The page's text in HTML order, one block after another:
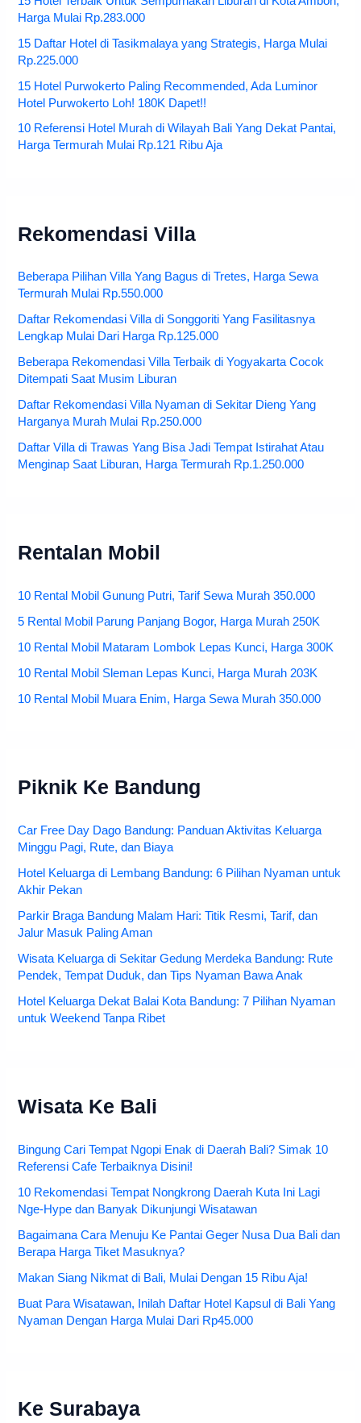
Harga Mulai Rp.283.000
15 Daftar Hotel di Tasikmalaya yang Strategis, Harga Mulai
Rp.225.000
15 Hotel Purwokerto Paling Recommended, Ada Luminor
Hotel Purwokerto Loh! 180K Dapet!!
10 Referensi Hotel Murah di Wilayah Bali Yang Dekat Pantai,
Harga Termurah Mulai Rp.121 Ribu Aja
Rekomendasi Villa
Beberapa Pilihan Villa Yang Bagus di Tretes, Harga Sewa
Termurah Mulai Rp.550.000
Daftar Rekomendasi Villa di Songgoriti Yang Fasilitasnya
Lengkap Mulai Dari Harga Rp.125.000
Beberapa Rekomendasi Villa Terbaik di Yogyakarta Cocok
Ditempati Saat Musim Liburan
Daftar Rekomendasi Villa Nyaman di Sekitar Dieng Yang
Harganya Murah Mulai Rp.250.000
Daftar Villa di Trawas Yang Bisa Jadi Tempat Istirahat Atau
Menginap Saat Liburan, Harga Termurah Rp.1.250.000
Rentalan Mobil
10 Rental Mobil Gunung Putri, Tarif Sewa Murah 350.000
5 Rental Mobil Parung Panjang Bogor, Harga Murah 250K
10 Rental Mobil Mataram Lombok Lepas Kunci, Harga 300K
10 Rental Mobil Sleman Lepas Kunci, Harga Murah 203K
10 Rental Mobil Muara Enim, Harga Sewa Murah 350.000
Piknik Ke Bandung
Car Free Day Dago Bandung: Panduan Aktivitas Keluarga
Minggu Pagi, Rute, dan Biaya
Hotel Keluarga di Lembang Bandung: 6 Pilihan Nyaman untuk
Akhir Pekan
Parkir Braga Bandung Malam Hari: Titik Resmi, Tarif, dan
Jalur Masuk Paling Aman
Wisata Keluarga di Sekitar Gedung Merdeka Bandung: Rute
Pendek, Tempat Duduk, dan Tips Nyaman Bawa Anak
Hotel Keluarga Dekat Balai Kota Bandung: 7 Pilihan Nyaman
untuk Weekend Tanpa Ribet
Wisata Ke Bali
Bingung Cari Tempat Ngopi Enak di Daerah Bali? Simak 10
Referensi Cafe Terbaiknya Disini!
10 Rekomendasi Tempat Nongkrong Daerah Kuta Ini Lagi
Nge-Hype dan Banyak Dikunjungi Wisatawan
Bagaimana Cara Menuju Ke Pantai Geger Nusa Dua Bali dan
Berapa Harga Tiket Masuknya?
Makan Siang Nikmat di Bali, Mulai Dengan 15 Ribu Aja!
Buat Para Wisatawan, Inilah Daftar Hotel Kapsul di Bali Yang
Nyaman Dengan Harga Mulai Dari Rp45.000
Ke Surabaya